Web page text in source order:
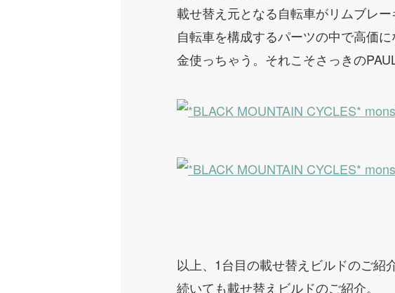
載せ替え元となる自転車がリムブレ
自転車を構成するパーツの中で高価
金使っちゃう。それこそさっきの
以上、1台目の載せ替えビルドのご紹
続いても載せ替えビルドのご紹介。